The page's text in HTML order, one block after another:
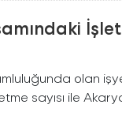
olan
sayısı ile